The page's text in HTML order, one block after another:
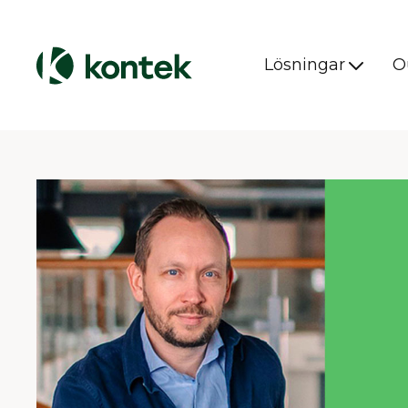
Lösningar